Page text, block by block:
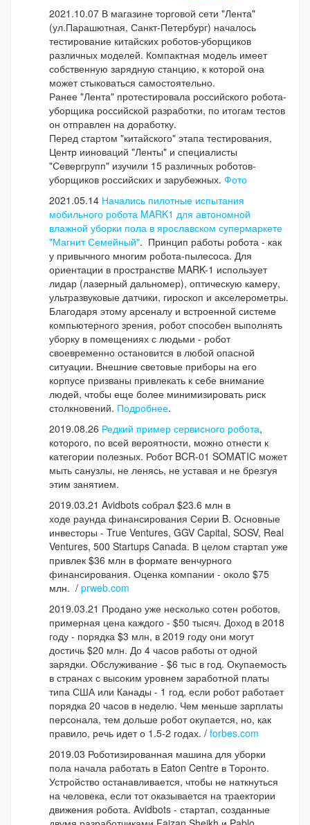
2021.10.07 В магазине торговой сети "Лента"
(ул.Парашютная, Санкт-Петербург) началось
тестирование китайских роботов-уборщиков
различных моделей. Компактная модель имеет
собственную зарядную станцию, к которой она
может стыковаться самостоятельно.
Ранее "Лента" протестировала российского робота-
уборщика российской разработки, по итогам тестов
он отправлен на доработку.
Перед стартом "китайского" этапа тестирования,
Центр ииноваций "Ленты" и специалисты
"Севергрупп" изучили 15 различных роботов-
уборщиков российских и зарубежных. Фото
2021.05.14 Начались пилотные испытания
мобильного робота MARK1 для автономной
влажной уборки пола в ярославском супермаркете
"Магнит Семейный". Принцип работы робота - как
у привычного многим робота-пылесоса. Для
ориентации в пространстве MARK-1 использует
лидар (лазерный дальномер), оптическую камеру,
ультразвуковые датчики, гироскоп и акселерометры.
Благодаря этому арсеналу и встроенной системе
компьютерного зрения, робот способен выполнять
уборку в помещениях с людьми - робот
своевременно остановится в любой опасной
ситуации. Внешние световые приборы на его
корпусе призваны привлекать к себе внимание
людей, чтобы еще более минимизировать риск
столкновений. Подробнее.
2019.08.26 Редкий пример сервисного робота,
которого, по всей вероятности, можно отнести к
категории полезных. Робот BCR-01 SOMATIC может
мыть санузлы, не ленясь, не уставая и не брезгуя
этим занятием.
2019.03.21 Avidbots собрал $23.6 млн в
ходе раунда финансирования Серии B. Основные
инвесторы - True Ventures, GGV Capital, SOSV, Real
Ventures, 500 Startups Canada. В целом стартап уже
привлек $36 млн в формате венчурного
финансирования. Оценка компании - около $75
млн. / prweb.com
2019.03.21 Продано уже несколько сотен роботов,
примерная цена каждого - $50 тысяч. Доход в 2018
году - порядка $3 млн, в 2019 году они могут
достичь $20 млн. До 4 часов работы от одной
зарядки. Обслуживание - $6 тыс в год. Окупаемость
в странах с высоким уровнем заработной платы
типа США или Канады - 1 год, если робот работает
порядка 20 часов в неделю. Чем меньше зарплаты
персонала, тем дольше робот окупается, но, как
правило, речь идет о 1.5-2 годах. / forbes.com
2019.03 Роботизированная машина для уборки
пола начала работать в Eaton Centre в Торонто.
Устройство останавливается, чтобы не наткнуться
на человека, если тот оказывается на траектории
движения робота. Avidbots - стартап, созданные